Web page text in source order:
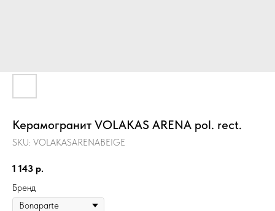
Керамогранит VOLAKAS ARENA pol. rect.
SKU: VOLAKASARENABEIGE
1 143 р.
Бренд